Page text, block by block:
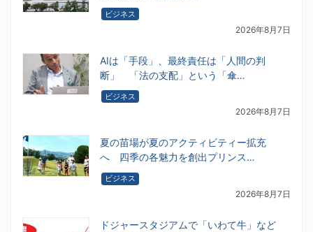
ビジネス
2026年8月7日
AIは「手段」、最終責任は「人間の判
断」 「法の支配」という「傘…
ビジネス
2026年8月7日
夏の苗場が夏のアクティビティー拡充
へ 四季の各魅力を創出プリンス…
ビジネス
2026年8月7日
ドジャースタジアムで「いわて牛」など